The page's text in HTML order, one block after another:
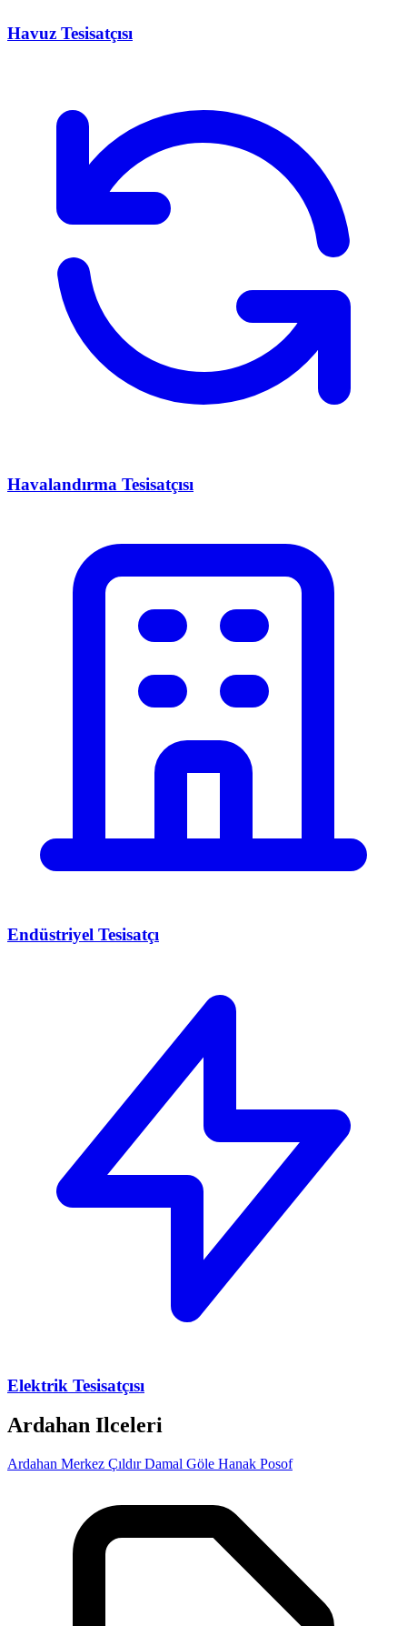
Havuz Tesisatçısı
Havalandırma Tesisatçısı
Endüstriyel Tesisatçı
Elektrik Tesisatçısı
Ardahan Ilceleri
Ardahan Merkez Çıldır Damal Göle Hanak Posof